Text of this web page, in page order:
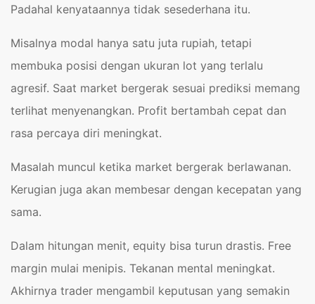
Padahal kenyataannya tidak sesederhana itu.
Misalnya modal hanya satu juta rupiah, tetapi
membuka posisi dengan ukuran lot yang terlalu
agresif. Saat market bergerak sesuai prediksi memang
terlihat menyenangkan. Profit bertambah cepat dan
rasa percaya diri meningkat.
Masalah muncul ketika market bergerak berlawanan.
Kerugian juga akan membesar dengan kecepatan yang
sama.
Dalam hitungan menit, equity bisa turun drastis. Free
margin mulai menipis. Tekanan mental meningkat.
Akhirnya trader mengambil keputusan yang semakin